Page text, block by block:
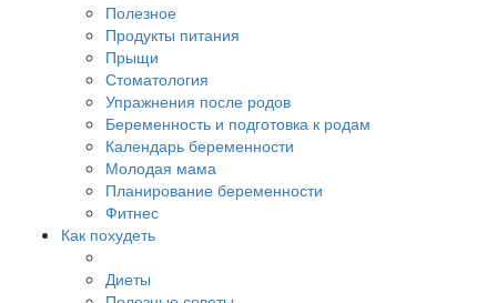
Полезное
Продукты питания
Прыщи
Стоматология
Упражнения после родов
Беременность и подготовка к родам
Календарь беременности
Молодая мама
Планирование беременности
Фитнес
Как похудеть
Диеты